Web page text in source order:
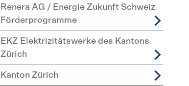
Renera AG / Energie Zukunft Schweiz
Förderprogramme
EKZ Elektrizitätswerke des Kantons
Zürich
Kanton Zürich